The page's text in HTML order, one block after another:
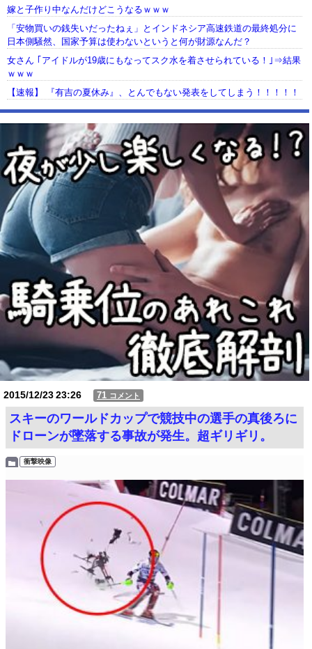
嫁と子作り中なんだけどこうなるｗｗｗ
「安物買いの銭失いだったねぇ」とインドネシア高速鉄道の最終処分に
日本側騒然、国家予算は使わないというと何が財源なんだ？
女さん ｢アイドルが19歳にもなってスク水を着させられている！｣⇒結果
ｗｗｗ
【速報】 『有吉の夏休み』、とんでもない発表をしてしまう！！！！！
【動画】USJの禁止エリアに子どもたちが続々乱入 → スタッフが注意し
ても止まらない事態に
Powered by livedoor 相互RSS
2015/12/2323:26 71 コメント
スキーのワールドカップで競技中の選手の真後ろに
ドローンが墜落する事故が発生。超ギリギリ。
衝撃映像